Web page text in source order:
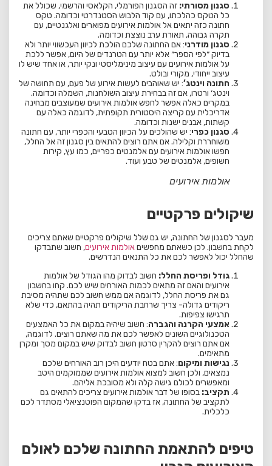
סגנון מסורתי: זה הסגנון הפורמלי, הקלאסי והרשמי, שכולל את
כל הטקס כהלכתו, עם קוד הלבוש הסטנדרטי וכדומה. טקס
חתונה כזה יתאים אל אולמות אירועים מפוארים ואלגנטיים, עם
תקרה גבוהה, תאורת ערב נוצצת וכדומה.
סגנון מודרני: אם החתונה שלכם הולכת לכיוון העכשווי יותר ולא
בדיוק ״לפי הספר״ אלא יותר עם הטרנדים של היום, אפשר ללכת
על אולמות אירועים עם עיצוב מינימליסטי ונקי יותר, או אחד שיש לו
עיצוב ייחודי, מקורי ובולט.
חתונה וינטג’: יש שאוהבים לעשות אירוע של פעם, עם תחושה של
וינטג׳ ורטרו, אם זה בבחירת עיצוב השולחנות, השמלה וכדומה.
במקרים כאלה אפשר לחפש אולמות אירועים שמעוצבים מבחינה
אדריכלית עם קריצה היסטורית תקופתית, לדוגמה כאלה עם
קשתות, אבנים ישנות וכדומה.
סגנון כפרי: יש שהולכים על הכיוון הטבעי והכפרי יותר, עם חתונה
משוחררת וקלילה. אם אתם רוצים להתאים בין סגנון זה אל החלל,
חפשו אולמות אירועים עם אלמנטים כפריים, כמו עץ, קירות
חשופים, אלמנטים של טבע ועוד.
אולמות אירועים
שיקולים פרקטיים
מעבר לסגנון של החתונה, יש גם שלל שיקולים פרקטיים שאתם צריכים
לקחת בחשבון. לכן כשאתם מחפשיםאולמות אירועים, חשוב שתבדקו
שהחלל יכול לאפשר לכם את כל התנאים הנדרשים.
גודל ופריסת החלל: חשוב לבדוק מהו הגודל של אולמות
אירועים והאם זה מתאים לכמות האורחים שיש לכם. קחו בחשבון
גם את פריסת החלל, לדוגמה אם ממש חשוב לכם שתהיה מסיבת
ריקודים גדולה- צריך שרחבת הריקודים תהיה בהתאם, כדי שלא
תרגישו צפיפות.
אמצעי הקרנה והגברה: חשוב שיהיה במקום את כל האמצעים
הטכנולוגיים השונים לאפשר לכם את מה שאתם רוצים. לדוגמה,
אם אתם רוצים להקרין סרטון חשוב לבדוק שיש במקום מסך ומקרן
מתאימים.
נגישות ומיקום: אתם בטח יודעים היכן רוב האורחים שלכם
נמצאים, ולכן חשוב למצוא אולמות אירועים שממוקמים היטב
ומאפשרים לכולם גישה קלה ולא מסובכת אליהם.
תקציב: בסופו של דבר אולמות אירועים צריכים להתאים גם
לתקציב של החתונה, אז בדקו שהמקום הפוטנציאלי מסתדר לכם
כלכלית.
טיפים להתאמת החתונה שלכם לאולם